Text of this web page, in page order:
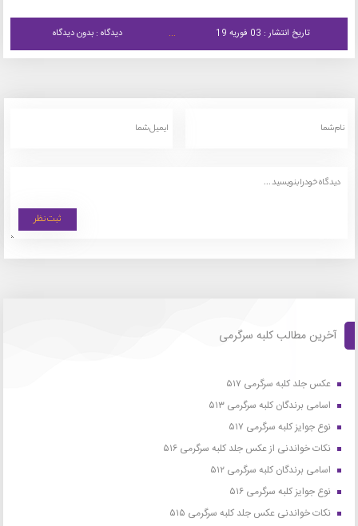
تاریخ انتشار : 03 فوریه 19 دیدگاه : بدون دیدگاه
آخرین مطالب کلبه سرگرمی
عکس جلد کلبه سرگرمی ۵۱۷
اسامی برندگان کلبه سرگرمی ۵۱۳
نوع جوایز کلبه سرگرمی ۵۱۷
نکات خواندنی از عکس جلد کلبه سرگرمی ۵۱۶
اسامی برندگان کلبه سرگرمی ۵۱۲
نوع جوایز کلبه سرگرمی ۵۱۶
نکات خواندنی عکس جلد کلبه سرگرمی ۵۱۵